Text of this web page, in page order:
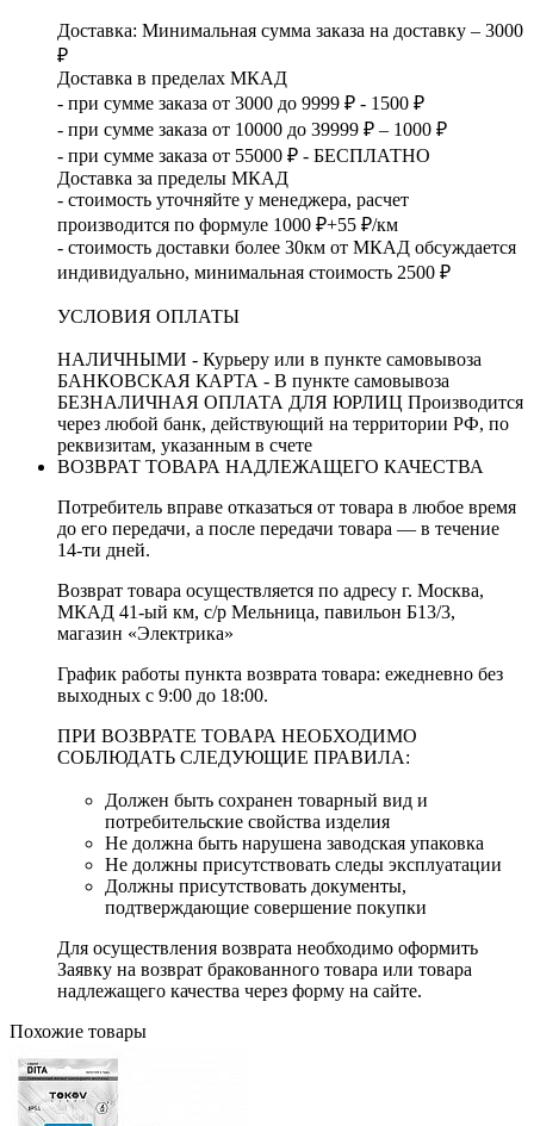
Доставка: Минимальная сумма заказа на доставку – 3000
₽
Доставка в пределах МКАД
- при сумме заказа от 3000 до 9999 ₽ - 1500 ₽
- при сумме заказа от 10000 до 39999 ₽ – 1000 ₽
- при сумме заказа от 55000 ₽ - БЕСПЛАТНО
Доставка за пределы МКАД
- стоимость уточняйте у менеджера, расчет
производится по формуле 1000 ₽+55 ₽/км
- стоимость доставки более 30км от МКАД обсуждается
индивидуально, минимальная стоимость 2500 ₽
УСЛОВИЯ ОПЛАТЫ
НАЛИЧНЫМИ - Курьеру или в пункте самовывоза
БАНКОВСКАЯ КАРТА - В пункте самовывоза
БЕЗНАЛИЧНАЯ ОПЛАТА ДЛЯ ЮРЛИЦ Производится
через любой банк, действующий на территории РФ, по
реквизитам, указанным в счете
ВОЗВРАТ ТОВАРА НАДЛЕЖАЩЕГО КАЧЕСТВА
Потребитель вправе отказаться от товара в любое время
до его передачи, а после передачи товара — в течение
14-ти дней.
Возврат товара осуществляется по адресу г. Москва,
МКАД 41-ый км, с/р Мельница, павильон Б13/3,
магазин «Электрика»
График работы пункта возврата товара: ежедневно без
выходных с 9:00 до 18:00.
ПРИ ВОЗВРАТЕ ТОВАРА НЕОБХОДИМО
СОБЛЮДАТЬ СЛЕДУЮЩИЕ ПРАВИЛА:
Должен быть сохранен товарный вид и
потребительские свойства изделия
Не должна быть нарушена заводская упаковка
Не должны присутствовать следы эксплуатации
Должны присутствовать документы,
подтверждающие совершение покупки
Для осуществления возврата необходимо оформить
Заявку на возврат бракованного товара или товара
надлежащего качества через форму на сайте.
Похожие товары